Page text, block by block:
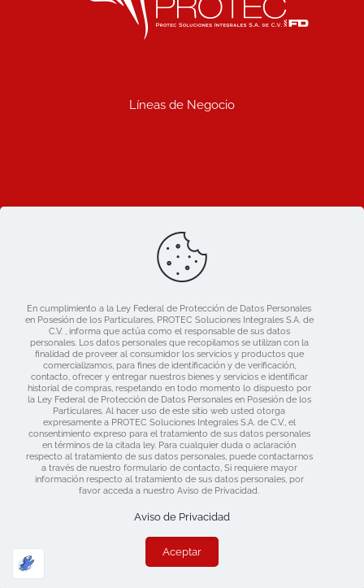
Líneas de Negocio
Ligas de Interes
Blog
Nosotros
Mercado libre
Contacto
Derechos Reservados 2019 Protec | Consulta nuestras
En cumplimiento a la Ley Federal de Protección de Datos Personales
en Posesión de los Particulares, PROTEC Soluciones Integrales S.A. de
C.V. , informa que actúa como el responsable de sus datos
personales. Los datos personales que recopilamos se utilizan con la
finalidad de proveer al consumidor los servicios y productos que
comercializamos, para fines de identificación y de verificación,
contacto, ofrecer y entregar nuestros bienes y servicios e identificar
historial de compras, respetando en todo momento lo dispuesto por
la Ley Federal de Protección de Datos Personales en Posesión de los
Particulares. Al hacer uso de este sitio web usted otorga
expresamente a PROTEC Soluciones Integrales S.A. de C.V., el
consentimiento expreso para el tratamiento de sus datos personales
en términos de la citada ley. Para cualquier duda o aclaración
respecto al tratamiento de sus datos personales, puede contactarnos
a través de nuestro formulario de contacto, Si requiere mayor
información respecto al tratamiento de sus datos personales, por
favor acceda a nuestro Aviso de Privacidad.
Aviso de Privacidad
Aceptar